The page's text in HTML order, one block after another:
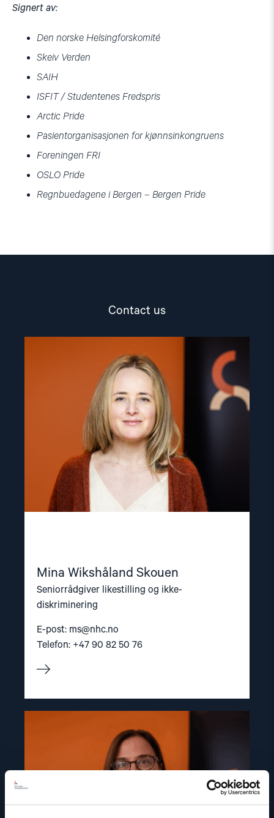
Signert av:
Den norske Helsingforskomité
Skeiv Verden
SAIH
ISFIT / Studentenes Fredspris
Arctic Pride
Pasientorganisasjonen for kjønnsinkongruens
Foreningen FRI
OSLO Pride
Regnbuedagene i Bergen – Bergen Pride
Contact us
Mina Wikshåland Skouen
Seniorrådgiver likestilling og ikke-
diskriminering
E-post: ms@nhc.no
Telefon: +47 90 82 50 76
"Mina
Wikshåland
Skouen"
"Dr.
Mine
Yildirim"